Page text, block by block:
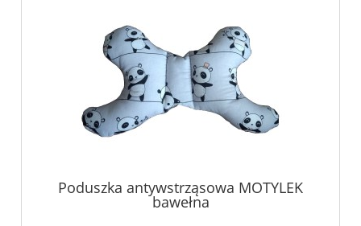
Poduszka antywstrząsowa MOTYLEK
bawełna